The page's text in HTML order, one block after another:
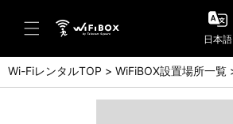
ヘルプ／お問い合わせ
日本語
Wi-FiレンタルTOP WiFiBOX設置場所一覧